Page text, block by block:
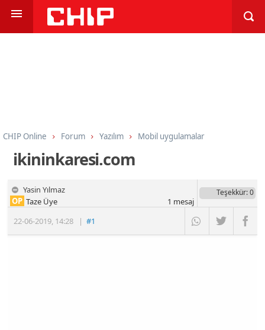
CHIP Online Forum Yazılım Mobil uygulamalar
ikininkaresi.com
Yasin Yılmaz
22-06-2019, 14:28 |#1
OP Taze Üye
Teşekkür: 0
1 mesaj